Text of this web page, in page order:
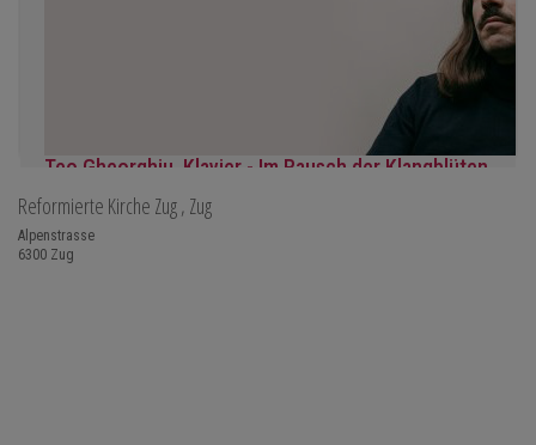
Teo Gheorghiu, Klavier - Im Rausch der Klangblüten
Klavierrezital
Samstag 29.08.2026, 17:30 im Hotel Restaurant Hammer
WEITER...
Reformierte Kirche Zug, Zug
Alpenstrasse
6300 Zug